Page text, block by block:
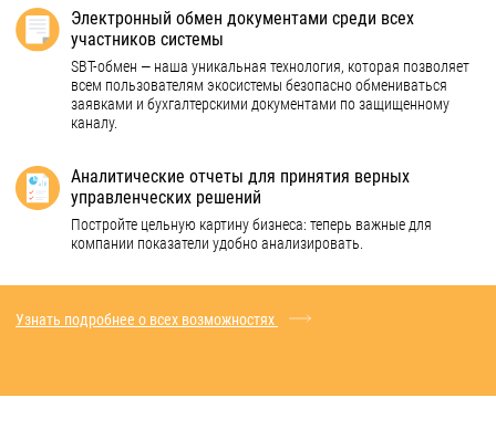
Электронный обмен документами среди всех
участников системы
SBT-обмен — наша уникальная технология, которая позволяет
всем пользователям экосистемы безопасно обмениваться
заявками и бухгалтерскими документами по защищенному
каналу.
Аналитические отчеты для принятия верных
управленческих решений
Постройте цельную картину бизнеса: теперь важные для
компании показатели удобно анализировать.
Узнать подробнее о всех возможностях